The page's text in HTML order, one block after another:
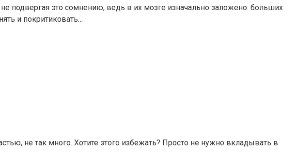
подвергая это сомнению, ведь в их мозге изначально заложено: больших
и покритиковать…
не так много. Хотите этого избежать? Просто не нужно вкладывать в